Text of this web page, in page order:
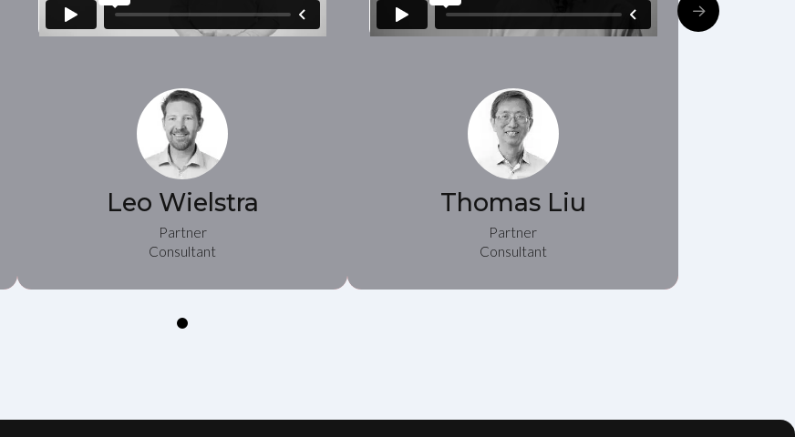
Leo Wielstra
Partner
Consultant
Thomas Liu
Partner
Consultant
0